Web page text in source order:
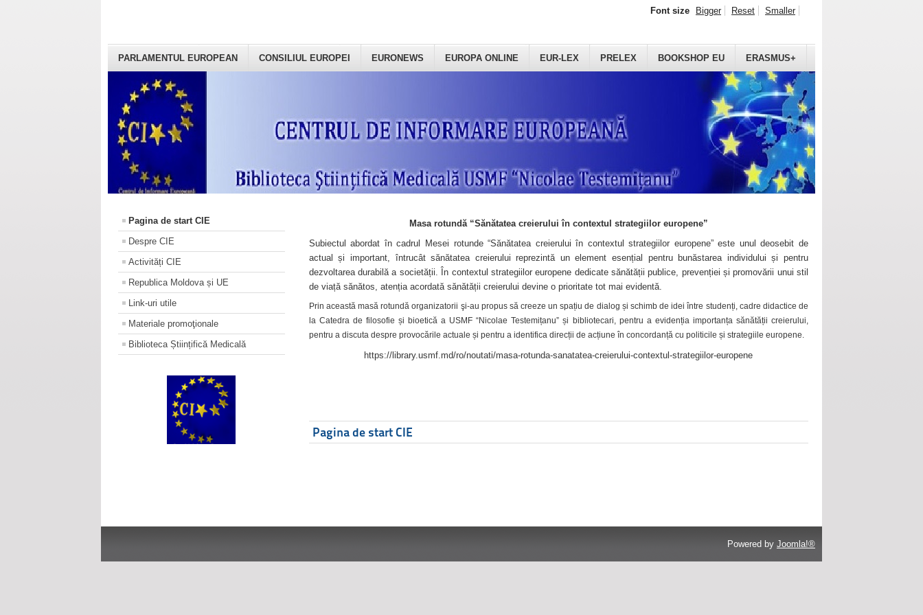
PARLAMENTUL EUROPEAN CONSILIUL EUROPEI EURONEWS EUROPA ONLINE EUR-LEX PRELEX BOOKSHOP EU ERASMUS+
Font size Bigger Reset Smaller
Pagina de start CIE
Despre CIE
Activități CIE
Republica Moldova și UE
Link-uri utile
Materiale promoţionale
Biblioteca Științifică Medicală
Masa rotundă “Sănătatea creierului în contextul strategiilor europene”
Subiectul abordat în cadrul Mesei rotunde “Sănătatea creierului în contextul strategiilor europene” este unul deosebit de
actual și important, întrucât sănătatea creierului reprezintă un element esențial pentru bunăstarea individului și pentru
dezvoltarea durabilă a societății. În contextul strategiilor europene dedicate sănătății publice, prevenției și promovării unui stil
de viață sănătos, atenția acordată sănătății creierului devine o prioritate tot mai evidentă.
Prin această masă rotundă organizatorii şi-au propus să creeze un spațiu de dialog și schimb de idei între studenți, cadre didactice de
la Catedra de filosofie și bioetică a USMF “Nicolae Testemițanu” și bibliotecari, pentru a evidenția importanța sănătății creierului,
pentru a discuta despre provocările actuale și pentru a identifica direcții de acțiune în concordanță cu politicile și strategiile europene.
https://library.usmf.md/ro/noutati/masa-rotunda-sanatatea-creierului-contextul-strategiilor-europene
Pagina de start CIE
Powered by Joomla!®